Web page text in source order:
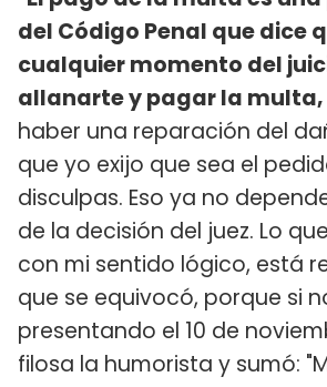
del Código Penal que dice
cualquier momento del
allanarte y pagar la multa,
haber una reparación del
que yo exijo que sea el
disculpas. Eso ya no
de la decisión del juez. Lo
con mi sentido lógico, está
que se equivocó, porque si
presentando el 10 de
filosa la humorista y sumó: